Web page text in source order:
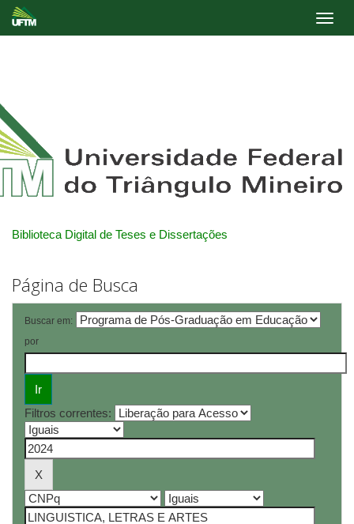
Biblioteca Digital de Teses e Dissertações
Página de Busca
Buscar em:
por
Filtros correntes: